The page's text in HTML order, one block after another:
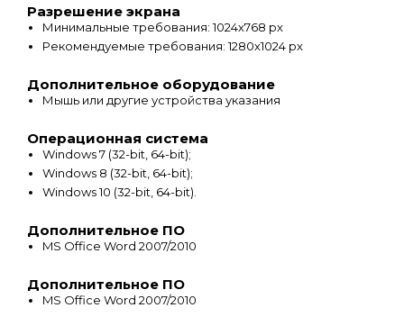
Разрешение экрана
Минимальные требования: 1024х768 px
Рекомендуемые требования: 1280х1024 px
Дополнительное оборудование
Мышь или другие устройства указания
Операционная система
Windows 7 (32-bit, 64-bit);
Windows 8 (32-bit, 64-bit);
Windows 10 (32-bit, 64-bit).
Дополнительное ПО
MS Office Word 2007/2010
Дополнительное ПО
MS Office Word 2007/2010